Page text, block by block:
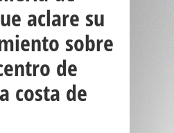
aclare su
sobre
de
costa de